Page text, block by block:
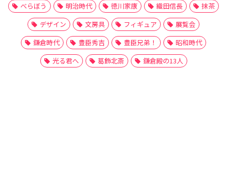
べらぼう
明治時代 徳川家康 織田信長
抹茶
デザイン
文房具 フィギュア
展覧会
鎌倉時代
豊臣秀吉 豊臣兄弟！
昭和時代
光る君へ
葛飾北斎 鎌倉殿の13人